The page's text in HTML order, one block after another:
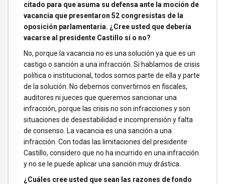
citado para que asuma su defensa ante la moción de
vacancia que presentaron 52 congresistas de la
oposición parlamentaria. ¿Cree usted que debería
vacarse al presidente Castillo sí o no?
No, porque la vacancia no es una solución ya que es un
castigo o sanción a una infracción. Si hablamos de crisis
política o institucional, todos somos parte de ella y parte
de la solución. No debemos convertirnos en fiscales,
auditores ni jueces que queremos sancionar una
infracción, porque las crisis no son infracciones y son
situaciones de desestabilidad e incomprensión y falta
de consenso. La vacancia es una sanción a una
infracción. Con todas las limitaciones del presidente
Castillo, considero que no ha incurrido en una infracción
y no se le puede aplicar una sanción muy drástica.
¿Cuáles cree usted que sean las razones de fondo